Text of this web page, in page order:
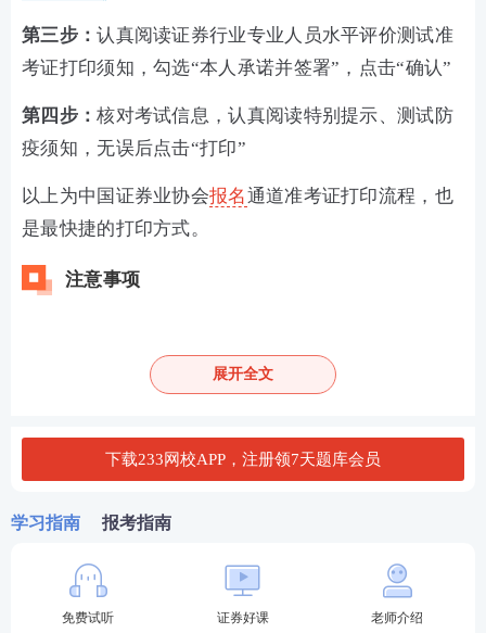
第三步：认真阅读证券行业专业人员水平评价测试准
考证打印须知，勾选“本人承诺并签署”，点击“确认”
第四步：核对考试信息，认真阅读特别提示、测试防
疫须知，无误后点击“打印”
以上为中国证券业协会报名通道准考证打印流程，也
是最快捷的打印方式。
注意事项
响考后成绩查询。
数字（例如：1234567890），不能输入全角数字（例
如：１２３４５６７８９０）。
3、改革前所有账号不延用（2015年底之前）。从201
牢记并妥善保存，以便后续用于登录进行报名、打印
考试准考证及查询考试成绩之用。
展开全文
下载233网校APP，注册领7天题库会员
学习指南 报考指南
免费试听 证券好课 老师介绍